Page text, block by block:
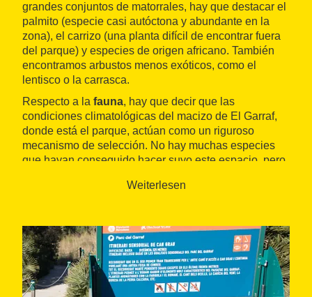
grandes conjuntos de matorrales, hay que destacar el
palmito (especie casi autóctona y abundante en la
zona), el carrizo (una planta difícil de encontrar fuera
del parque) y especies de origen africano. También
encontramos arbustos menos exóticos, como el
lentisco o la carrasca.
Respecto a la fauna, hay que decir que las
condiciones climatológicas del macizo de El Garraf,
donde está el parque, actúan como un riguroso
mecanismo de selección. No hay muchas especies
que hayan conseguido hacer suyo este espacio, pero
calificar de muy valiosas.
Pleta, que es circular y exclusivo para viandantes y
permite conocer
33 especiescaracterísticas del
parque. En dos zonas hay bancos para que los
visitantes puedan sentarse a descansar. El recorrido
tiene una extensión de aproximadamente 1.300
Weiterlesen